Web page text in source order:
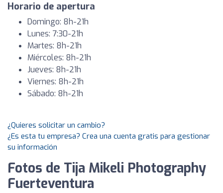
Horario de apertura
Domingo: 8h-21h
Lunes: 7:30-21h
Martes: 8h-21h
Miércoles: 8h-21h
Jueves: 8h-21h
Viernes: 8h-21h
Sábado: 8h-21h
¿Quieres solicitar un cambio?
¿Es esta tu empresa? Crea una cuenta gratis para gestionar
su información
Fotos de Tija Mikeli Photography
Fuerteventura